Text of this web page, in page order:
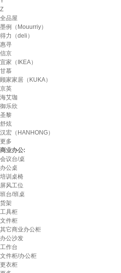
Z
全品屋
墨例（Mouurriy）
得力（deli）
惠寻
信京
宜家（IKEA）
甘慕
顾家家居（KUKA）
京英
海艾珈
御乐欣
圣黎
舒炫
汉宏（HANHONG）
更多
商业办公:
会议台/桌
办公桌
培训桌椅
屏风工位
班台/班桌
货架
工具柜
文件柜
其它商业办公柜
办公沙发
工作台
文件柜/办公柜
更衣柜